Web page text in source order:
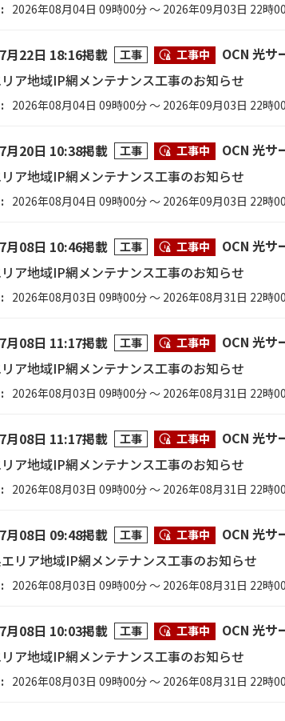
2026年08月04日 09時00分 ～ 2026年09月03日 22時
月22日 18:16掲載 工事 工事中
OCN 光サ
ア地域IP網メンテナンス工事のお知らせ
2026年08月04日 09時00分 ～ 2026年09月03日 22時
月20日 10:38掲載 工事 工事中
OCN 光サ
ア地域IP網メンテナンス工事のお知らせ
2026年08月04日 09時00分 ～ 2026年09月03日 22時
月08日 10:46掲載 工事 工事中
OCN 光サ
ア地域IP網メンテナンス工事のお知らせ
2026年08月03日 09時00分 ～ 2026年08月31日 22時
月08日 11:17掲載 工事 工事中
OCN 光サ
ア地域IP網メンテナンス工事のお知らせ
2026年08月03日 09時00分 ～ 2026年08月31日 22時
月08日 11:17掲載 工事 工事中
OCN 光サ
ア地域IP網メンテナンス工事のお知らせ
2026年08月03日 09時00分 ～ 2026年08月31日 22時
月08日 09:48掲載 工事 工事中
OCN 光サ
リア地域IP網メンテナンス工事のお知らせ
2026年08月03日 09時00分 ～ 2026年08月31日 22時
月08日 10:03掲載 工事 工事中
OCN 光サ
ア地域IP網メンテナンス工事のお知らせ
2026年08月03日 09時00分 ～ 2026年08月31日 22時